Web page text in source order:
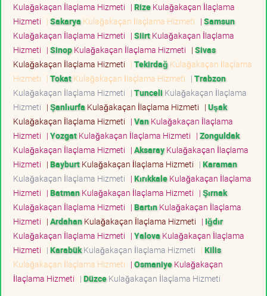
Kulağakaçan İlaçlama Hizmeti | RizeKulağakaçan İlaçlama
Hizmeti | Sakarya Kulağakaçan İlaçlama Hizmeti | Samsun
Kulağakaçan İlaçlama Hizmeti | SiirtKulağakaçan İlaçlama
Hizmeti | SinopKulağakaçan İlaçlama Hizmeti | Sivas
Kulağakaçan İlaçlama Hizmeti | Tekirdağ Kulağakaçan İlaçlama
Hizmeti | TokatKulağakaçan İlaçlama Hizmeti | Trabzon
Kulağakaçan İlaçlama Hizmeti | Tunceli Kulağakaçan İlaçlama
Hizmeti | Şanlıurfa Kulağakaçan İlaçlama Hizmeti | Uşak
Kulağakaçan İlaçlama Hizmeti | VanKulağakaçan İlaçlama
Hizmeti | YozgatKulağakaçan İlaçlama Hizmeti | Zonguldak
Kulağakaçan İlaçlama Hizmeti | AksarayKulağakaçan İlaçlama
Hizmeti | BayburtKulağakaçan İlaçlama Hizmeti | Karaman
Kulağakaçan İlaçlama Hizmeti | KırıkkaleKulağakaçan İlaçlama
Hizmeti | BatmanKulağakaçan İlaçlama Hizmeti | Şırnak
Kulağakaçan İlaçlama Hizmeti | BartınKulağakaçan İlaçlama
Hizmeti | ArdahanKulağakaçan İlaçlama Hizmeti | Iğdır
Kulağakaçan İlaçlama Hizmeti | Yalova Kulağakaçan İlaçlama
Hizmeti | KarabükKulağakaçan İlaçlama Hizmeti | Kilis
Kulağakaçan İlaçlama Hizmeti | OsmaniyeKulağakaçan
İlaçlama Hizmeti | DüzceKulağakaçan İlaçlama Hizmeti